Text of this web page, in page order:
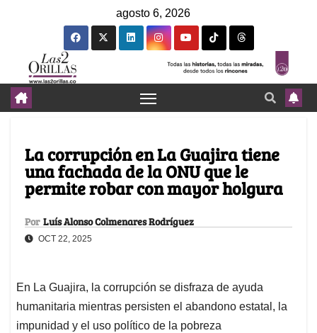
agosto 6, 2026
La corrupción en La Guajira tiene
una fachada de la ONU que le
permite robar con mayor holgura
Por Luís Alonso Colmenares Rodríguez
OCT 22, 2025
En La Guajira, la corrupción se disfraza de ayuda
humanitaria mientras persisten el abandono estatal, la
impunidad y el uso político de la pobreza